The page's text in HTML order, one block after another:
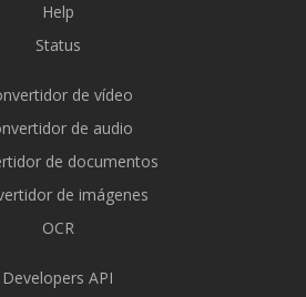
Help
Status
de vídeo
de audio
de documentos
de imágenes
OCR
Developers API